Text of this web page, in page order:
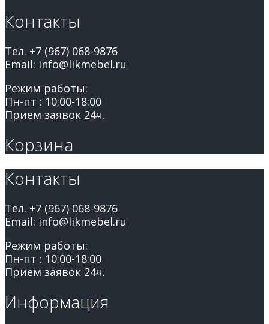
Контакты
Тел. +7 (967) 068-9876
Email: info@likmebel.ru
Режим работы:
Пн-пт : 10:00-18:00
Прием заявок 24ч.
Корзина
Контакты
Тел. +7 (967) 068-9876
Email: info@likmebel.ru
Режим работы:
Пн-пт : 10:00-18:00
Прием заявок 24ч.
Информация